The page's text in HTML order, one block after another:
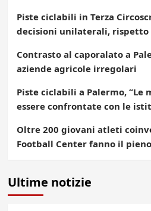
Piste ciclabili in Terza
decisioni unilaterali,
Contrasto al caporalato a
aziende agricole irregolari
Piste ciclabili a Palermo, “Le
essere confrontate con le
Oltre 200 giovani atleti
Football Center fanno il
Ultime notizie